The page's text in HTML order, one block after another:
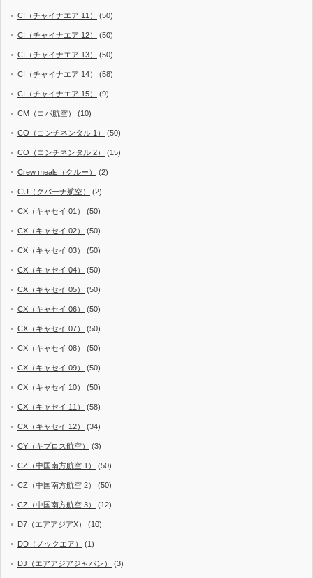
CI（チャイナエア 11） (50)
CI（チャイナエア 12） (50)
CI（チャイナエア 13） (50)
CI（チャイナエア 14） (58)
CI（チャイナエア 15） (9)
CM（コパ航空） (10)
CO（コンチネンタル 1） (50)
CO（コンチネンタル 2） (15)
Crew meals（クルー） (2)
CU（クバーナ航空） (2)
CX（キャセイ 01） (50)
CX（キャセイ 02） (50)
CX（キャセイ 03） (50)
CX（キャセイ 04） (50)
CX（キャセイ 05） (50)
CX（キャセイ 06） (50)
CX（キャセイ 07） (50)
CX（キャセイ 08） (50)
CX（キャセイ 09） (50)
CX（キャセイ 10） (50)
CX（キャセイ 11） (58)
CX（キャセイ 12） (34)
CY（キプロス航空） (3)
CZ（中国南方航空 1） (50)
CZ（中国南方航空 2） (50)
CZ（中国南方航空 3） (12)
D7（エアアジアX） (10)
DD（ノックエア） (1)
DJ（エアアジアジャパン） (3)